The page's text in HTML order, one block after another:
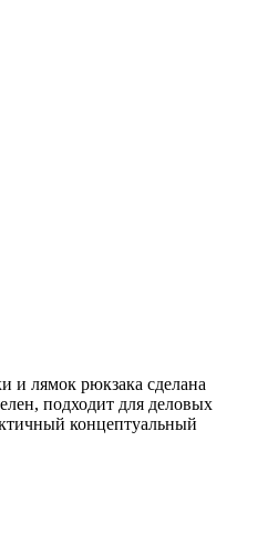
и лямок рюкзака сделана
подходит для деловых
концептуальный